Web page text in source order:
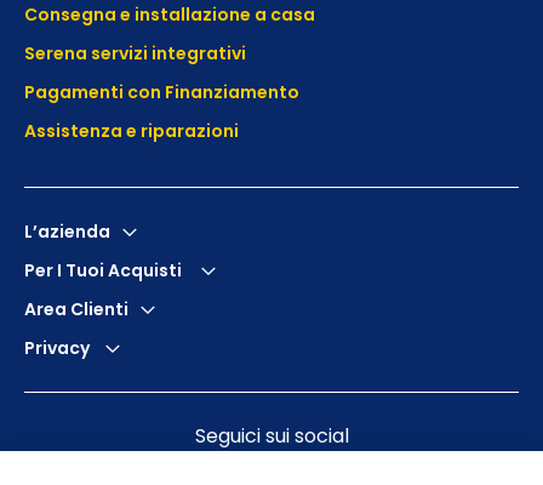
Consegna e installazione a casa
Serena servizi integrativi
Pagamenti con Finanziamento
Assistenza e riparazioni
L’azienda
Per I Tuoi Acquisti
Area Clienti
Privacy
Seguici sui social